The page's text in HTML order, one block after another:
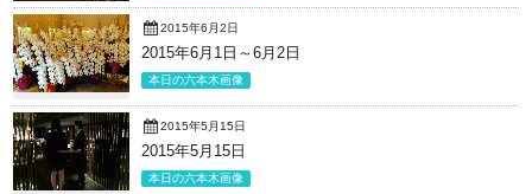
2015年6月2日
2015年6月1日～6月2日
本日の六本木画像
2015年5月15日
2015年5月15日
本日の六本木画像